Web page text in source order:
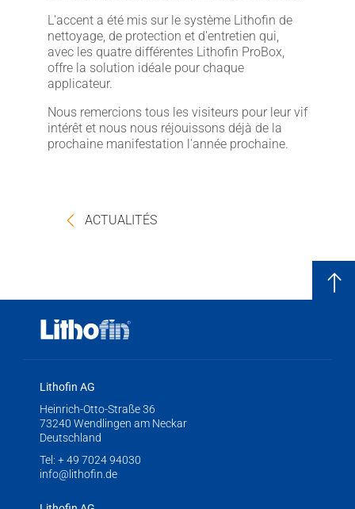
L'accent a été mis sur le système Lithofin de
nettoyage, de protection et d'entretien qui,
avec les quatre différentes Lithofin ProBox,
offre la solution idéale pour chaque
applicateur.
Nous remercions tous les visiteurs pour leur vif
intérêt et nous nous réjouissons déjà de la
prochaine manifestation l'année prochaine.
ACTUALITÉS
Lithofin AG
Heinrich-Otto-Straße 36
73240 Wendlingen am Neckar
Deutschland
Tel: + 49 7024 94030
info@lithofin.de